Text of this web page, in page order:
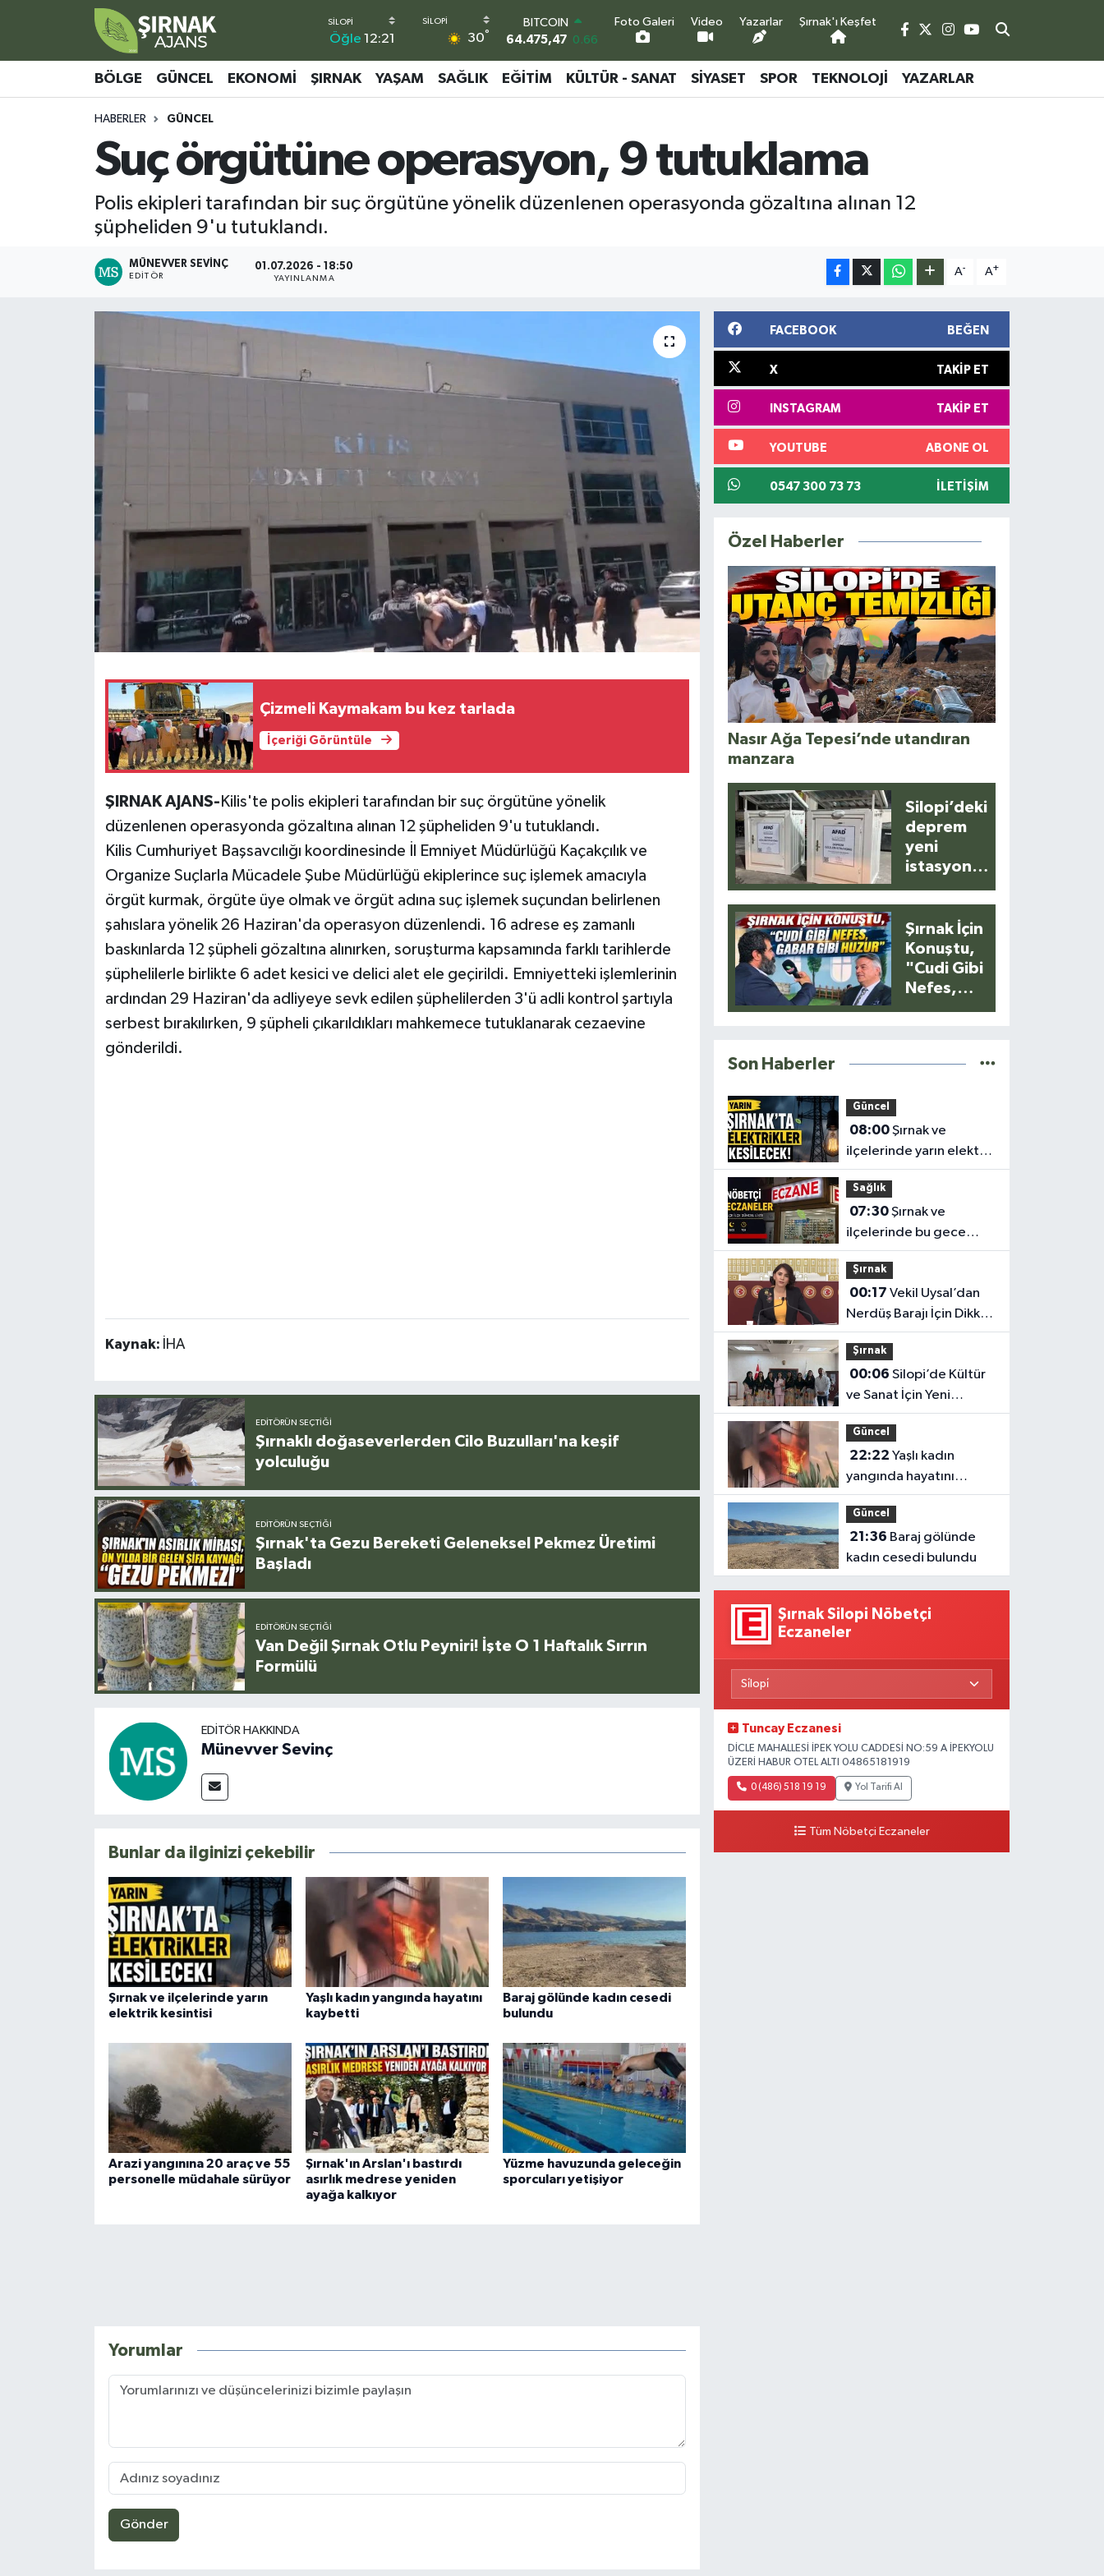
Öğle 12:21 30°
64.475,47 0.66
DOLAR
EURO
6527.85 0.54
BİST100
Foto Galeri Video Yazarlar Şırnak'ı Keşfet
BÖLGE GÜNCEL EKONOMI ŞIRNAK YAŞAM SAĞLIK EĞITIM KÜLTÜR - SANAT SIYASET SPOR TEKNOLOJI YAZARLAR
HABERLER GÜNCEL
Suç örgütüne operasyon, 9 tutuklama
Polis ekipleri tarafından bir suç örgütüne yönelik düzenlenen operasyonda gözaltına alınan 12
şüpheliden 9'u tutuklandı.
MÜNEVVER SEVINÇ
EDITÖR
01.07.2026 - 18:50
YAYINLANMA
A- A+
Çizmeli Kaymakam bu kez tarlada
İçeriği Görüntüle
ŞIRNAK AJANS- Kilis'te polis ekipleri tarafından bir suç örgütüne yönelik
düzenlenen operasyonda gözaltına alınan 12 şüpheliden 9'u tutuklandı.
Kilis Cumhuriyet Başsavcılığı koordinesinde İl Emniyet Müdürlüğü Kaçakçılık ve
Organize Suçlarla Mücadele Şube Müdürlüğü ekiplerince suç işlemek amacıyla
örgüt kurmak, örgüte üye olmak ve örgüt adına suç işlemek suçundan belirlenen
şahıslara yönelik 26 Haziran'da operasyon düzenlendi. 16 adrese eş zamanlı
baskınlarda 12 şüpheli gözaltına alınırken, soruşturma kapsamında farklı tarihlerde
şüphelilerle birlikte 6 adet kesici ve delici alet ele geçirildi. Emniyetteki işlemlerinin
ardından 29 Haziran'da adliyeye sevk edilen şüphelilerden 3'ü adli kontrol şartıyla
serbest bırakılırken, 9 şüpheli çıkarıldıkları mahkemece tutuklanarak cezaevine
gönderildi.
Kaynak: İHA
EDITÖRÜN SEÇTIĞI
Şırnaklı doğaseverlerden Cilo Buzulları'na keşif
yolculuğu
EDITÖRÜN SEÇTIĞI
Şırnak'ta Gezu Bereketi Geleneksel Pekmez Üretimi
Başladı
EDITÖRÜN SEÇTIĞI
Van Değil Şırnak Otlu Peyniri! İşte O 1 Haftalık Sırrın
Formülü
EDITÖR HAKKINDA
Münevver Sevinç
Bunlar da ilginizi çekebilir
Şırnak ve ilçelerinde yarın
elektrik kesintisi
Yaşlı kadın yangında hayatını
kaybetti
Baraj gölünde kadın cesedi
bulundu
Arazi yangınına 20 araç ve 55
personelle müdahale sürüyor
Şırnak'ın Arslan'ı bastırdı
asırlık medrese yeniden
ayağa kalkıyor
Yüzme havuzunda geleceğin
sporcuları yetişiyor
Yorumlar
Gönder
FACEBOOK BEĞEN
X TAKIP ET
INSTAGRAM TAKIP ET
YOUTUBE ABONE OL
0547 300 73 73 İLETIŞIM
Özel Haberler
Nasır Ağa Tepesi’nde utandıran
manzara
Silopi’deki
deprem
yeni
istasyonla
kaydedildi
Şırnak İçin
Konuştu,
"Cudi Gibi
Nefes,
Son Haberler
Güncel
08:00Şırnak ve
ilçelerinde yarın elektrik
kesintisi
Sağlık
07:30Şırnak ve
ilçelerinde bu gece
nöbetçi olan eczaneler
Şırnak
00:17
Nerdüş Barajı İçin Dikkat
Çeken İddia
Şırnak
00:06
ve Sanat İçin Yeni
Adımlar
Güncel
22:22
yangında hayatını
kaybetti
Güncel
21:36
kadın cesedi bulundu
Şırnak Silopi Nöbetçi
Eczaneler
Tuncay Eczanesi
DİCLE MAHALLESİ İPEK YOLU CADDESİ NO:59 A İPEKYOLU
ÜZERİ HABUR OTEL ALTI 04865181919
0 (486) 518 19 19 Yol Tarifi Al
Tüm Nöbetçi Eczaneler
Bölge
Ekonomi
Teknoloji
Şırnak Nöbetçi Eczaneler
Şirnak Namaz Vakitleri
Şırnak Trafik Yoğunluk Haritası
Süper Lig Puan Durumu ve Fikstür
Tüm Manşetler
Son Dakika Haberleri